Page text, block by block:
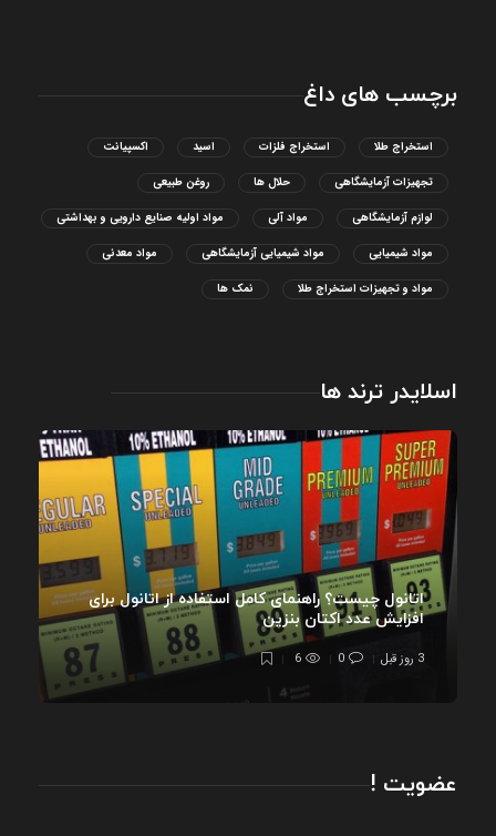
برچسب های داغ
استخراج طلا استخراج فلزات اسید اکسپیانت
تجهیزات آزمایشگاهی حلال ها روغن طبیعی
لوازم آزمایشگاهی مواد آلی مواد اولیه صنایع دارویی و بهداشتی
مواد شیمیایی مواد شیمیایی آزمایشگاهی مواد معدنی
مواد و تجهیزات استخراج طلا نمک ها
اسلایدر ترند ها
اتانول چیست؟ راهنمای کامل استفاده از اتانول برای
افزایش عدد اکتان بنزین
3 روز قبل 0
6
عضویت !